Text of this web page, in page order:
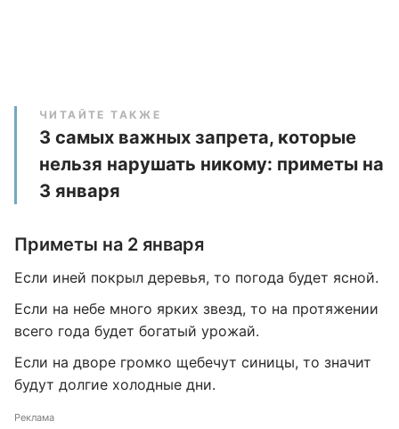
ЧИТАЙТЕ ТАКЖЕ
3 самых важных запрета, которые
нельзя нарушать никому: приметы на
3 января
Приметы на 2 января
Если иней покрыл деревья, то погода будет ясной.
Если на небе много ярких звезд, то на протяжении
всего года будет богатый урожай.
Если на дворе громко щебечут синицы, то значит
будут долгие холодные дни.
Реклама